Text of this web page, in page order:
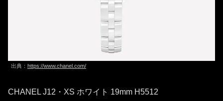
出典： https://www.chanel.com/
CHANEL J12・XS ホワイト 19mm H5512